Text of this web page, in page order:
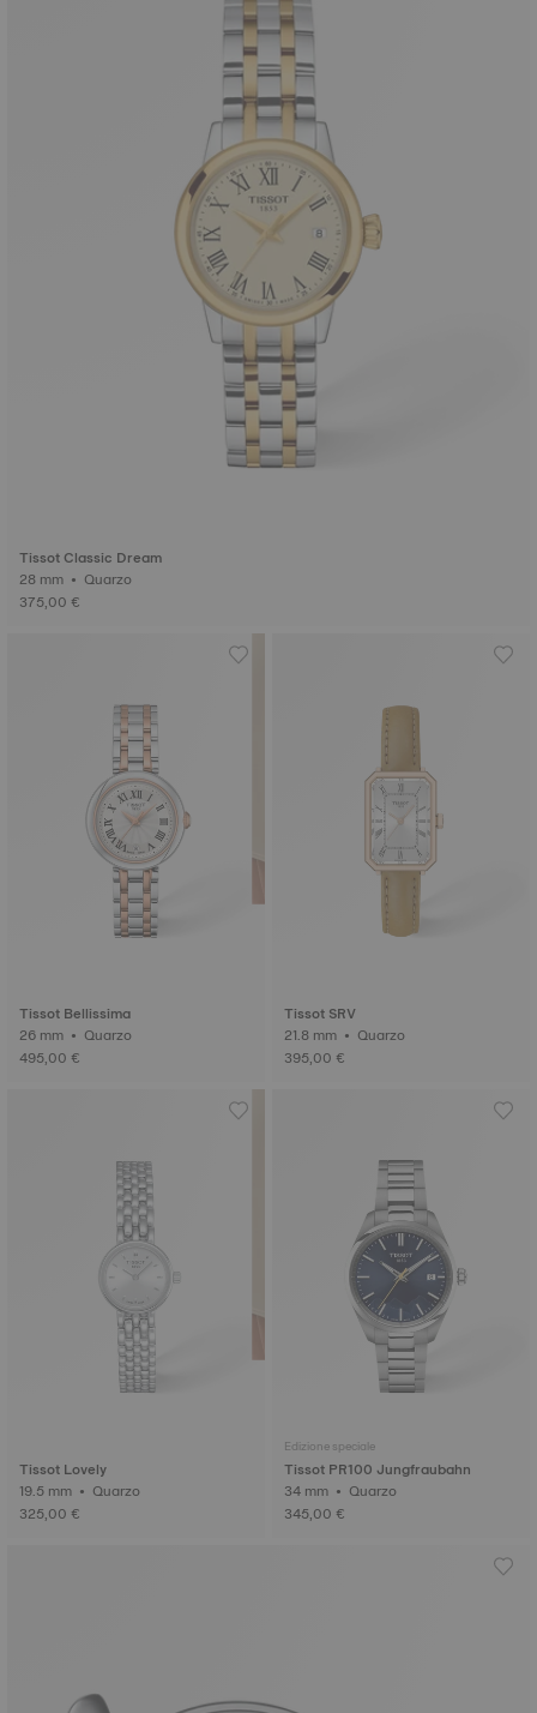
Tissot Classic Dream
28 mm • Quarzo
375,00 €
Tissot Bellissima
26 mm • Quarzo
495,00 €
Tissot SRV
21.8 mm • Quarzo
395,00 €
Tissot Lovely
19.5 mm • Quarzo
325,00 €
Edizione speciale
Tissot PR100 Jungfraubahn
34 mm • Quarzo
345,00 €